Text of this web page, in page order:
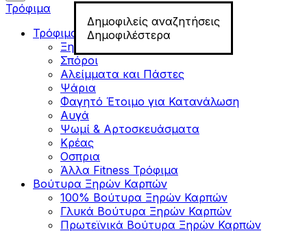
Δημοφιλείς αναζητήσεις
Δημοφιλέστερα
Τρόφιμα
Τρόφιμα για Fitness
Ξηροί Καρποί
Σπόροι
Αλείμματα και Πάστες
Ψάρια
Φαγητό Έτοιμο για Κατανάλωση
Αυγά
Ψωμί & Αρτοσκευάσματα
Κρέας
Οσπρια
Άλλα Fitness Τρόφιμα
Βούτυρα Ξηρών Καρπών
100% Βούτυρα Ξηρών Καρπών
Γλυκά Βούτυρα Ξηρών Καρπών
Πρωτεϊνικά Βούτυρα Ξηρών Καρπών